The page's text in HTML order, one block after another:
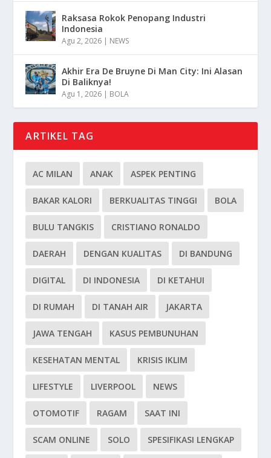
Raksasa Rokok Penopang Industri
Indonesia
Agu 2, 2026 | NEWS
Akhir Era De Bruyne Di Man City: Ini Alasan
Di Baliknya!
Agu 1, 2026 | BOLA
ARTIKEL TAG
AC MILAN ANAK ASPEK PENTING
BAKAR KALORI BERKUALITAS TINGGI BOLA
BULU TANGKIS CRISTIANO RONALDO
DAERAH DENGAN KUALITAS DI BANDUNG
DIGITAL DI INDONESIA DI KETAHUI
DI RUMAH DI TANAH AIR JAKARTA
JAWA TENGAH KASUS PEMBUNUHAN
KESEHATAN MENTAL KRISIS IKLIM
LIFESTYLE LIVERPOOL NEWS
OTOMOTIF RAGAM SAAT INI
SCAM ONLINE SOLO SPESIFIKASI LENGKAP